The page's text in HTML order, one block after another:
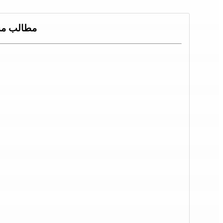
مطالب